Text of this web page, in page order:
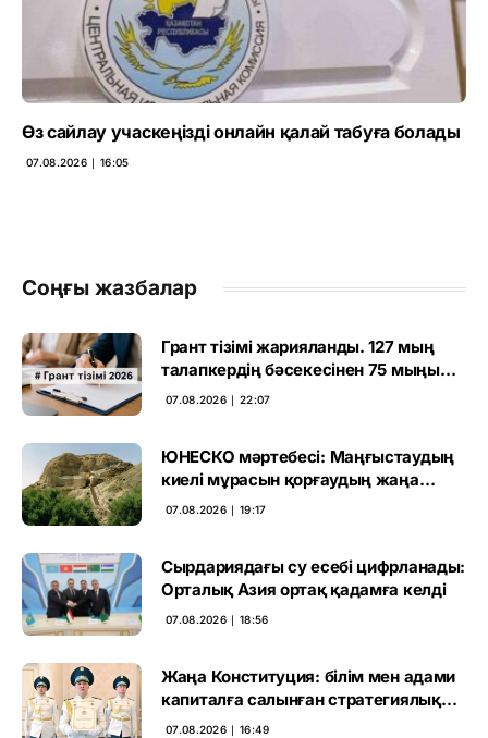
Өз сайлау учаскеңізді онлайн қалай табуға болады
07.08.2026 ∣ 16:05
Соңғы жазбалар
Грант тізімі жарияланды. 127 мың
талапкердің бәсекесінен 75 мыңы
өтті
07.08.2026 ∣ 22:07
ЮНЕСКО мәртебесі: Маңғыстаудың
киелі мұрасын қорғаудың жаңа
кезеңі басталды
07.08.2026 ∣ 19:17
Сырдариядағы су есебі цифрланады:
Орталық Азия ортақ қадамға келді
07.08.2026 ∣ 18:56
Жаңа Конституция: білім мен адами
капиталға салынған стратегиялық
негіз
07.08.2026 ∣ 16:49